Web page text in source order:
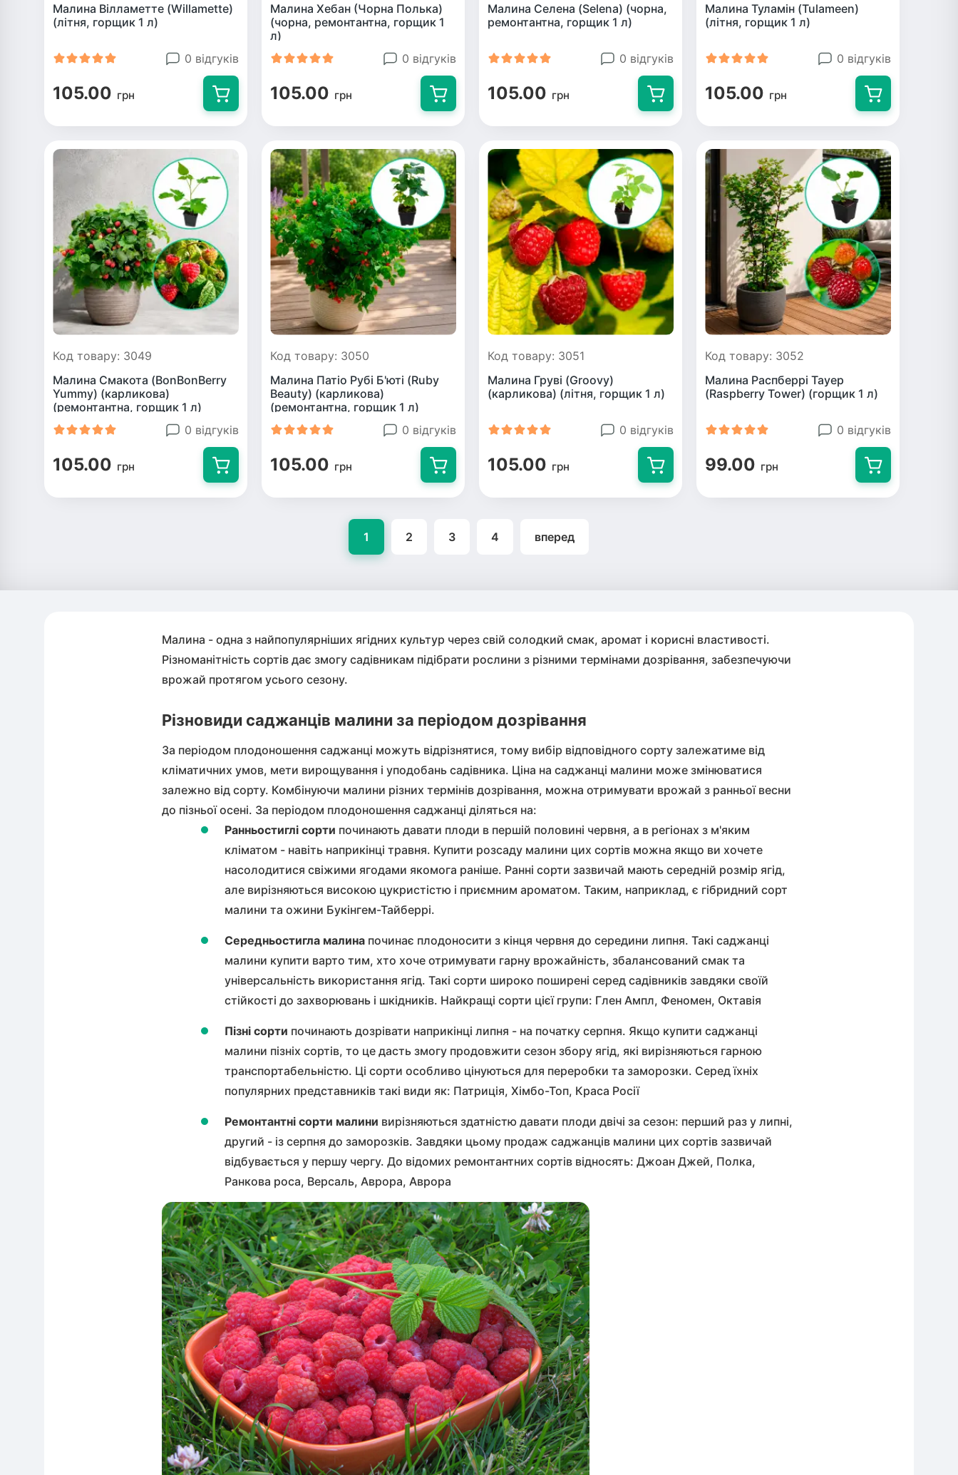
Малина Вілламетте (Willamette)
(літня, горщик 1 л)
0 відгуків
105.00 грн
Малина Хебан (Чорна Полька)
(чорна, ремонтантна, горщик 1
л)
0 відгуків
105.00 грн
Малина Селена (Selena) (чорна,
ремонтантна, горщик 1 л)
0 відгуків
105.00 грн
Малина Туламін (Tulameen)
(літня, горщик 1 л)
0 відгуків
105.00 грн
Код товару: 3049
Малина Смакота (BonBonBerry
Yummy) (карликова)
(ремонтантна, горщик 1 л)
0 відгуків
105.00 грн
Код товару: 3050
Малина Патіо Рубі Б'юті (Ruby
Beauty) (карликова)
(ремонтантна, горщик 1 л)
0 відгуків
105.00 грн
Код товару: 3051
Малина Груві (Groovy)
(карликова) (літня, горщик 1 л)
0 відгуків
105.00 грн
Код товару: 3052
Малина Распберрі Тауер
(Raspberry Tower) (горщик 1 л)
0 відгуків
99.00 грн
1 2 3 4 вперед
Малина - одна з найпопулярніших ягідних культур через свій солодкий смак, аромат і корисні властивості.
Різноманітність сортів дає змогу садівникам підібрати рослини з різними термінами дозрівання, забезпечуючи
врожай протягом усього сезону.
Різновиди саджанців малини за періодом дозрівання
За періодом плодоношення саджанці можуть відрізнятися, тому вибір відповідного сорту залежатиме від
кліматичних умов, мети вирощування і уподобань садівника. Ціна на саджанці малини може змінюватися
залежно від сорту. Комбінуючи малини різних термінів дозрівання, можна отримувати врожай з ранньої весни
до пізньої осені. За періодом плодоношення саджанці діляться на:
Ранньостиглі сорти починають давати плоди в першій половині червня, а в регіонах з м'яким
кліматом - навіть наприкінці травня. Купити розсаду малини цих сортів можна якщо ви хочете
насолодитися свіжими ягодами якомога раніше. Ранні сорти зазвичай мають середній розмір ягід,
але вирізняються високою цукристістю і приємним ароматом. Таким, наприклад, є гібридний сорт
малини та ожини Букінгем-Тайберрі.
Середньостигла малина починає плодоносити з кінця червня до середини липня. Такі саджанці
малини купити варто тим, хто хоче отримувати гарну врожайність, збалансований смак та
універсальність використання ягід. Такі сорти широко поширені серед садівників завдяки своїй
стійкості до захворювань і шкідників. Найкращі сорти цієї групи: Глен Ампл, Феномен, Октавія
Пізні сорти починають дозрівати наприкінці липня - на початку серпня. Якщо купити саджанці
малини пізніх сортів, то це дасть змогу продовжити сезон збору ягід, які вирізняються гарною
транспортабельністю. Ці сорти особливо цінуються для переробки та заморозки. Серед їхніх
популярних представників такі види як: Патриція, Хімбо-Топ, Краса Росії
Ремонтантні сорти малини вирізняються здатністю давати плоди двічі за сезон: перший раз у липні,
другий - із серпня до заморозків. Завдяки цьому продаж саджанців малини цих сортів зазвичай
відбувається у першу чергу. До відомих ремонтантних сортів відносять: Джоан Джей, Полка,
Ранкова роса, Версаль, Аврора, Аврора